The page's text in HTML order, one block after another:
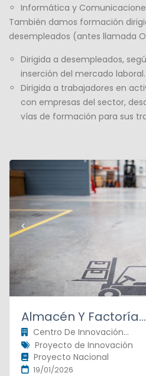
Informática y
También damos formación
desempleados (antes llamada
Dirigida a desempleados,
inserción del mercado laboral.
Dirigida a trabajadores en
con empresas del sector,
vías de formación para sus
Almacén Y Factoría...
Centro De Innovación...
Proyecto de Innovación
Proyecto Nacional
19/01/2026